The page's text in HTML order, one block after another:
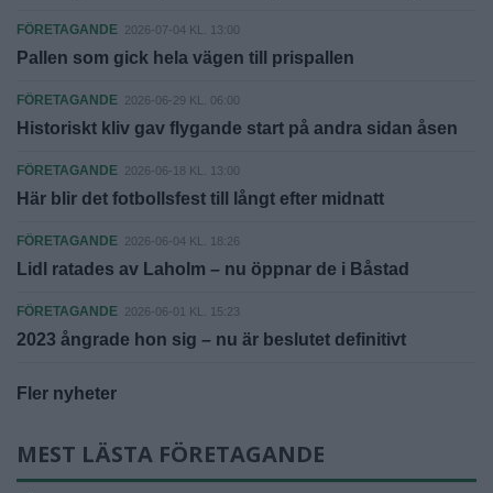
FÖRETAGANDE 2026-07-04 KL. 13:00
Pallen som gick hela vägen till prispallen
FÖRETAGANDE 2026-06-29 KL. 06:00
Historiskt kliv gav flygande start på andra sidan åsen
FÖRETAGANDE 2026-06-18 KL. 13:00
Här blir det fotbollsfest till långt efter midnatt
FÖRETAGANDE 2026-06-04 KL. 18:26
Lidl ratades av Laholm – nu öppnar de i Båstad
FÖRETAGANDE 2026-06-01 KL. 15:23
2023 ångrade hon sig – nu är beslutet definitivt
Fler nyheter
MEST LÄSTA FÖRETAGANDE